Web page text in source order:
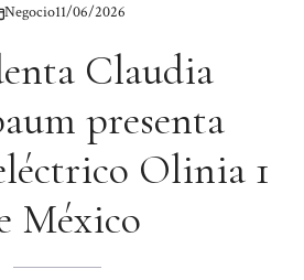
Negocio11/06/2026
Claudia
presenta
Olinia 1
México